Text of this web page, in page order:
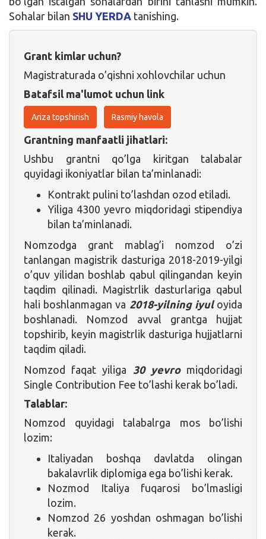
Sohalar bilan SHU YERDA tanishing.
Grant kimlar uchun?
Magistraturada o’qishni xohlovchilar uchun
Batafsil ma'lumot uchun link
Ariza topshirish Rasmiy havola
Grantning manfaatli jihatlari:
Ushbu grantni qo’lga kiritgan talabalar
quyidagi ikoniyatlar bilan ta’minlanadi:
Kontrakt pulini to’lashdan ozod etiladi.
Yiliga 4300 yevro miqdoridagi stipendiya
bilan ta’minlanadi.
Nomzodga grant mablag’i nomzod o’zi
tanlangan magistrik dasturiga 2018-2019-yilgi
o’quv yilidan boshlab qabul qilingandan keyin
taqdim qilinadi. Magistrlik dasturlariga qabul
hali boshlanmagan va 2018-yilning iyuloyida
boshlanadi. Nomzod avval grantga hujjat
topshirib, keyin magistrlik dasturiga hujjatlarni
taqdim qiladi.
Nomzod faqat yiliga 30 yevromiqdoridagi
Single Contribution Fee to’lashi kerak bo’ladi.
Talablar:
Nomzod quyidagi talabalrga mos bo’lishi
lozim:
Italiyadan boshqa davlatda olingan
bakalavrlik diplomiga ega bo’lishi kerak.
Nozmod Italiya fuqarosi bo’lmasligi
lozim.
Nomzod 26 yoshdan oshmagan bo’lishi
kerak.